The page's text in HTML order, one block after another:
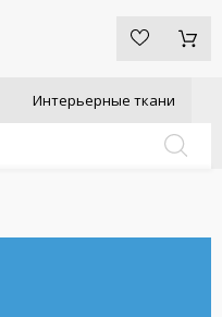
Интерьерные ткани